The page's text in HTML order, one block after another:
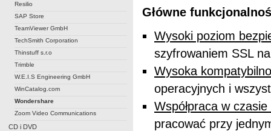
Resilio
SAP Store
TeamViewer GmbH
TechSmith Corporation
Thinstuff s.r.o
Trimble
W.E.I.S Engineering GmbH
WinCatalog.com
Wondershare
Zoom Video Communications
CD i DVD
Główne
Wysoki poziom
szyfrowaniem SSL
Wysoka
operacyjnych i
Współpraca w
pracować przy